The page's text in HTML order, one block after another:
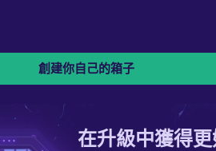
創建你自己的箱子
在升級中獲得